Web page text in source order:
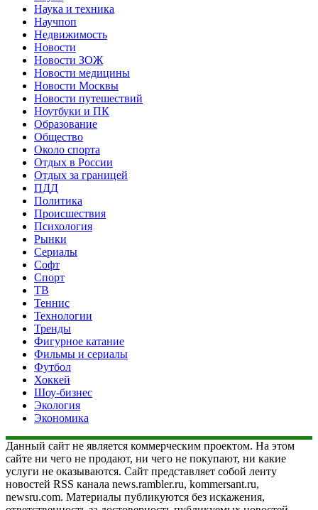
Наука и техника
Научпоп
Недвижимость
Новости
Новости ЗОЖ
Новости медицины
Новости Москвы
Новости путешествий
Ноутбуки и ПК
Образование
Общество
Около спорта
Отдых в России
Отдых за границей
ПДД
Политика
Происшествия
Психология
Рынки
Сериалы
Софт
Спорт
ТВ
Теннис
Технологии
Тренды
Фигурное катание
Фильмы и сериалы
Футбол
Хоккей
Шоу-бизнес
Экология
Экономика
Данный сайт не является коммерческим проектом. На этом
сайте ни чего не продают, ни чего не покупают, ни какие
услуги не оказываются. Сайт представляет собой ленту
новостей RSS канала news.rambler.ru, kommersant.ru,
newsru.com. Материалы публикуются без искажения,